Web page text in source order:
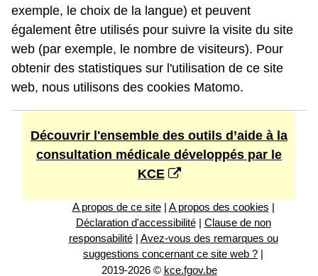
exemple, le choix de la langue) et peuvent
également être utilisés pour suivre la visite du site
web (par exemple, le nombre de visiteurs). Pour
obtenir des statistiques sur l'utilisation de ce site
web, nous utilisons des cookies Matomo.
Découvrir l'ensemble des outils d’aide à la
consultation médicale développés par le
KCE
A propos de ce site| A propos des cookies |
Déclaration d'accessibilité| Clause de non
responsabilité| Avez-vous des remarques ou
suggestions concernant ce site web ? |
2019-2026 © kce.fgov.be